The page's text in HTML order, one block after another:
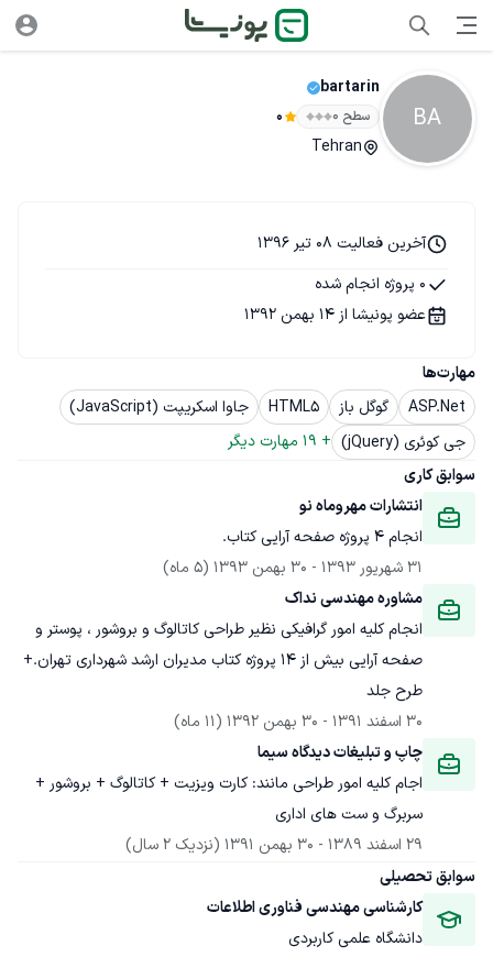
BA
bartarin
سطح ۰ 0
Tehran
مهارت‌ها
ASP.Net
گوگل باز HTML5
جاوا اسکریپت (JavaScript)
جی کوئری (jQuery)
+
19 مهارت دیگر
سوابق کاری
انتشارات مهروماه نو
انجام 4 پروژه صفحه آرایی کتاب.
31 شهریور 1393
- 30 بهمن 1393
(5 ماه)
مشاوره مهندسی نداک
انجام کلیه امور گرافیکی نظیر طراحی کاتالوگ و بروشور ، پوستر و
صفحه آرایی بیش از 14 پروژه کتاب مدیران ارشد شهرداری تهران.+
طرح جلد
30 اسفند 1391
- 30 بهمن 1392
(11 ماه)
چاپ و تبلیغات دیدگاه سیما
اجام کلیه امور طراحی مانند: کارت ویزیت + کاتالوگ + بروشور +
سربرگ و ست های اداری
29 اسفند 1389
- 30 بهمن 1391
(نزدیک 2 سال)
سوابق تحصیلی
کارشناسی مهندسی فناوری اطلاعات
دانشگاه علمی کاربردی
آخرین فعالیت 08 تیر 1396
0 پروژه انجام شده
عضو پونیشا از 14 بهمن 1392